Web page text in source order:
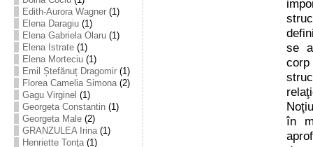
Edith-Aurora Wagner(1)
Elena Daragiu(1)
Elena Gabriela Olaru(1)
Elena Istrate(1)
Elena Morteciu(1)
Emil Ștefănuț Dragomir(1)
Florea Camelia Simona(2)
Gagu Virginel (1)
Georgeta Constantin(1)
Georgeta Male(2)
GRANZULEA Irina(1)
Henriette Tonţa(1)
se
în